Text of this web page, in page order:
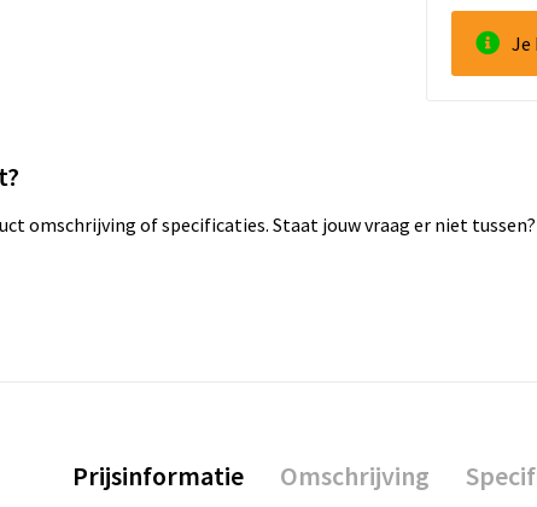
Je
omschrijving of specificaties. Staat jouw vraag er niet
Prijsinformatie Omschrijving